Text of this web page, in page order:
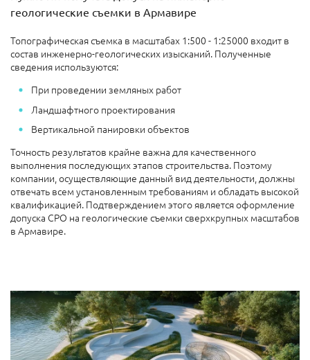
геологические съемки в Армавире
Топографическая съемка в масштабах 1:500 - 1:25000 входит в
состав инженерно-геологических изысканий. Полученные
сведения используются:
При проведении земляных работ
Ландшафтного проектирования
Вертикальной панировки объектов
Точность результатов крайне важна для качественного
выполнения последующих этапов строительства. Поэтому
компании, осуществляющие данный вид деятельности, должны
отвечать всем установленным требованиям и обладать высокой
квалификацией. Подтверждением этого является оформление
допуска СРО на геологические съемки сверхкрупных масштабов
в Армавире.